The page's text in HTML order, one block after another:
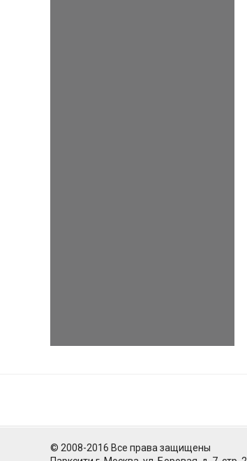
© 2008-2016 Все права защищены